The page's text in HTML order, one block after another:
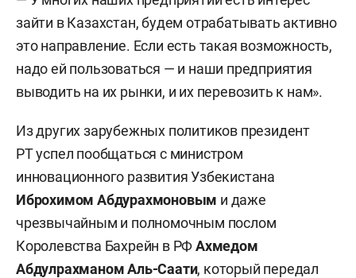
зайти в Казахстан, будем отрабатывать активно
это направление. Если есть такая возможность,
надо ей пользоваться — и наши предприятия
выводить на их рынки, и их перевозить к нам».
Из других зарубежных политиков президент
РТ успел пообщаться с министром
инновационного развития Узбекистана
Иброхимом Абдурахмоновым и даже
чрезвычайным и полномочным послом
Королевства Бахрейн в РФАхмедом
Абдулрахманом Аль-Саати, который передал